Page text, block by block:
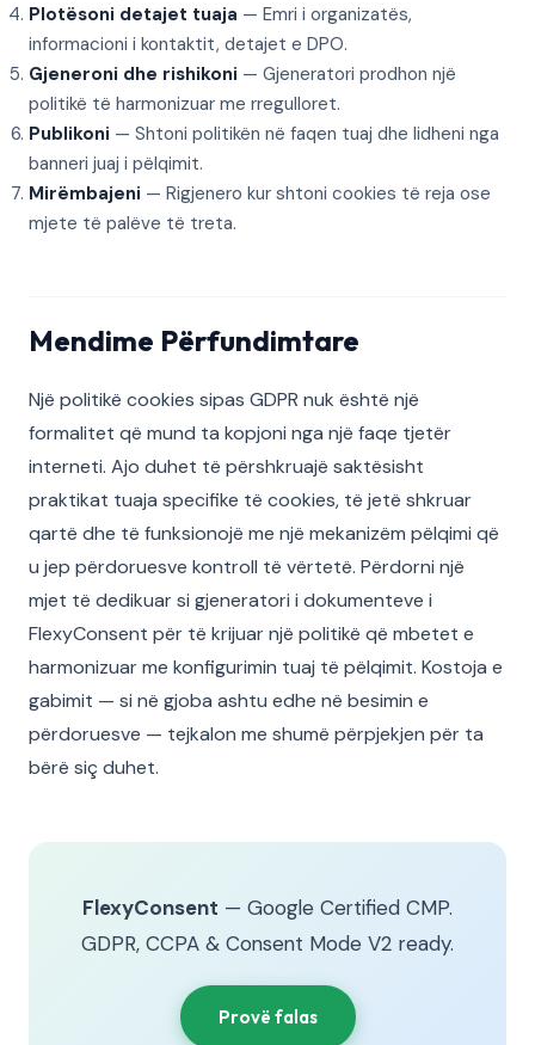
Plotësoni detajet tuaja — Emri i organizatës,
informacioni i kontaktit, detajet e DPO.
Gjeneroni dhe rishikoni — Gjeneratori prodhon një
politikë të harmonizuar me rregulloret.
Publikoni — Shtoni politikën në faqen tuaj dhe lidheni nga
banneri juaj i pëlqimit.
Mirëmbajeni — Rigjenero kur shtoni cookies të reja ose
mjete të palëve të treta.
Mendime Përfundimtare
Një politikë cookies sipas GDPR nuk është një
formalitet që mund ta kopjoni nga një faqe tjetër
interneti. Ajo duhet të përshkruajë saktësisht
praktikat tuaja specifike të cookies, të jetë shkruar
qartë dhe të funksionojë me një mekanizëm pëlqimi që
u jep përdoruesve kontroll të vërtetë. Përdorni një
mjet të dedikuar si gjeneratori i dokumenteve i
FlexyConsent për të krijuar një politikë që mbetet e
harmonizuar me konfigurimin tuaj të pëlqimit. Kostoja e
gabimit — si në gjoba ashtu edhe në besimin e
përdoruesve — tejkalon me shumë përpjekjen për ta
bërë siç duhet.
FlexyConsent — Google Certified CMP.
GDPR, CCPA & Consent Mode V2 ready.
Provë falas